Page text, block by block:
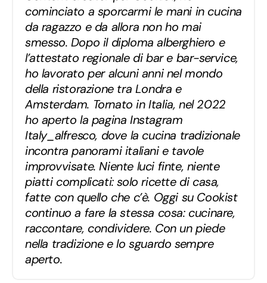
cominciato a sporcarmi le mani in cucina
da ragazzo e da allora non ho mai
smesso. Dopo il diploma alberghiero e
l’attestato regionale di bar e bar-service,
ho lavorato per alcuni anni nel mondo
della ristorazione tra Londra e
Amsterdam. Tornato in Italia, nel 2022
ho aperto la pagina Instagram
Italy_alfresco, dove la cucina tradizionale
incontra panorami italiani e tavole
improvvisate. Niente luci finte, niente
piatti complicati: solo ricette di casa,
fatte con quello che c’è. Oggi su Cookist
continuo a fare la stessa cosa: cucinare,
raccontare, condividere. Con un piede
nella tradizione e lo sguardo sempre
aperto.